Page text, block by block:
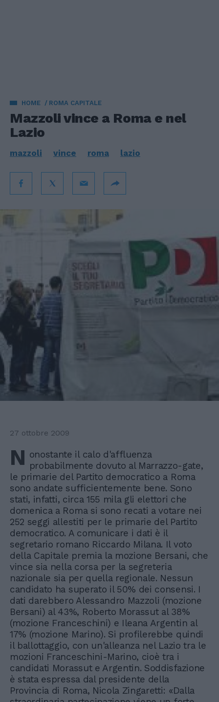
HOME ROMA CAPITALE
Mazzoli vince a Roma e nel
Lazio
mazzoli vince roma lazio
27 ottobre 2009
N onostante il calo d'affluenza
probabilmente dovuto al Marrazzo-gate,
le primarie del Partito democratico a Roma
sono andate sufficientemente bene. Sono
stati, infatti, circa 155 mila gli elettori che
domenica a Roma si sono recati a votare nei
252 seggi allestiti per le primarie del Partito
democratico. A comunicare i dati è il
segretario romano Riccardo Milana. Il voto
della Capitale premia la mozione Bersani, che
vince sia nella corsa per la segreteria
nazionale sia per quella regionale. Nessun
candidato ha superato il 50% dei consensi. I
dati darebbero Alessandro Mazzoli (mozione
Bersani) al 43%, Roberto Morassut al 38%
(mozione Franceschini) e Ileana Argentin al
17% (mozione Marino). Si profilerebbe quindi
il ballottaggio, con un'alleanza nel Lazio tra le
mozioni Franceschini-Marino, cioè tra i
candidati Morassut e Argentin. Soddisfazione
è stata espressa dal presidente della
Provincia di Roma, Nicola Zingaretti: «Dalla